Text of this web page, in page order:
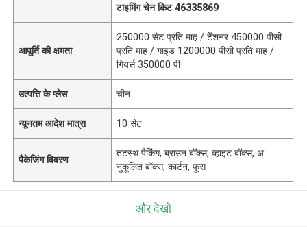
टाइमिंग चेन किट 46335869
आपूर्ति की क्षमता
250000 सेट प्रति माह / टेंशनर 450000 पीसी
प्रति माह / गाइड 1200000 पीसी प्रति माह /
गियर्स 350000 पी
उत्पत्ति के प्लेस चीन
न्यूनतम आदेश मात्रा 10 सेट
पैकेजिंग विवरण
तटस्थ पैकिंग, ब्राउन बॉक्स, व्हाइट बॉक्स, अ
नुकूलित बॉक्स, कार्टन, फूस
और देखो